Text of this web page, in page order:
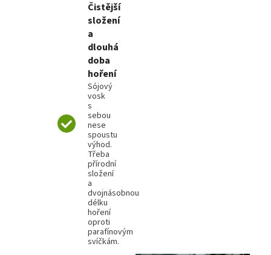
Čistější
složení
a
dlouhá
doba
hoření
Sójový
vosk
s
sebou
nese
spoustu
výhod.
Třeba
přírodní
složení
a
dvojnásobnou
délku
hoření
oproti
parafínovým
svíčkám.